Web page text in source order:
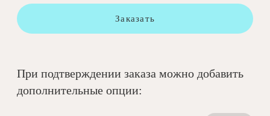
Заказать
При подтверждении заказа можно добавить
дополнительные опции: